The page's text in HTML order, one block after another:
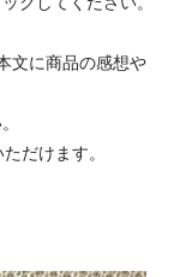
文に商品の感想や
だけます。